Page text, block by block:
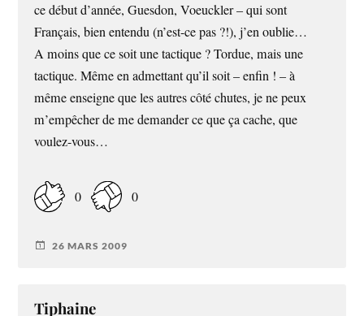
ce début d’année, Guesdon, Voeuckler – qui sont
Français, bien entendu (n’est-ce pas ?!), j’en oublie…
A moins que ce soit une tactique ? Tordue, mais une
tactique. Même en admettant qu’il soit – enfin ! – à
même enseigne que les autres côté chutes, je ne peux
m’empêcher de me demander ce que ça cache, que
voulez-vous…
0 0
26 MARS 2009
Tiphaine